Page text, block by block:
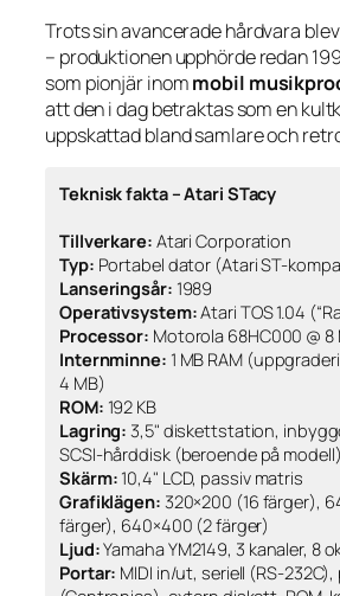
Trots sin avancerade hårdvara
– produktionen upphörde redan
som pionjär inommobil
att den i dag betraktas som en
uppskattad bland samlare och
Teknisk fakta – Atari STacy
Tillverkare: Atari Corporation
Typ: Portabel dator (Atari ST-
Lanseringsår: 1989
Operativsystem:Atari TOS 1.04
Processor: Motorola 68HC000 @ 8
Internminne: 1 MB RAM
4 MB)
ROM: 192 KB
Lagring: 3,5" diskettstation,
SCSI-hårddisk (beroende på modell)
Skärm: 10,4" LCD, passiv matris
Grafiklägen: 320×200 (16 färger),
färger), 640×400 (2 färger)
Ljud:Yamaha YM2149, 3 kanaler, 8
Portar: MIDI in/ut, seriell (RS-232C),